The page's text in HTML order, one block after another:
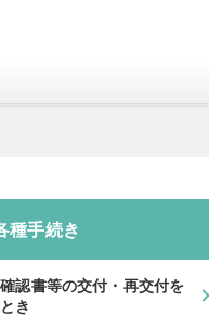
種手続き
認書等の交付・再交付を
き